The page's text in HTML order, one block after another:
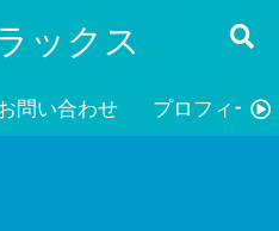
ックス
問い合わせ プロフィール